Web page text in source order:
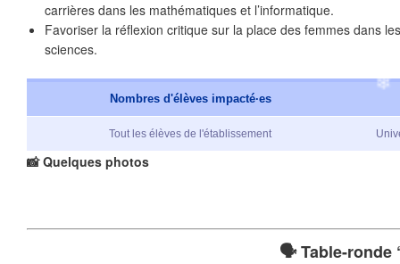
carrières dans les mathématiques et l’informatique.
Favoriser la réflexion critique sur la place des femmes dans les
sciences.
Nombres d'élèves impacté·es
Tout les élèves de l'établissement
📸 Quelques photos
🗣️ Table-ronde